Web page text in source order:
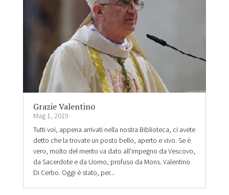
Grazie Valentino
Mag 1, 2019
Tutti voi, appena arrivati nella nostra Biblioteca, ci avete
detto che la trovate un posto bello, aperto e vivo. Se è
vero, molto del merito va dato all’impegno da Vescovo,
da Sacerdote e da Uomo, profuso da Mons. Valentino
Di Cerbo. Oggi è stato, per...